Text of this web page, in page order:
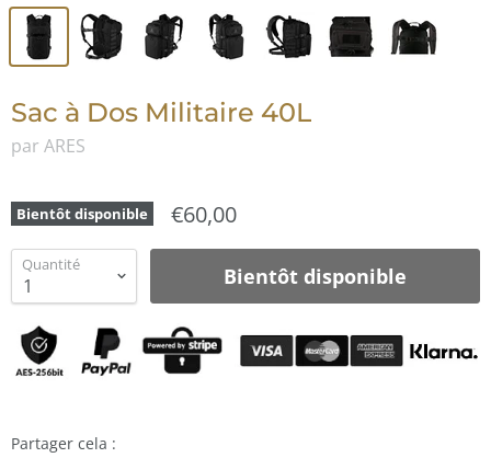
Sac à Dos Militaire 40L
par ARES
Bientôt disponible €60,00
Quantité Bientôt disponible
Partager cela :